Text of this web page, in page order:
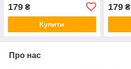
179 ₴
Купити
179₴
Про нас